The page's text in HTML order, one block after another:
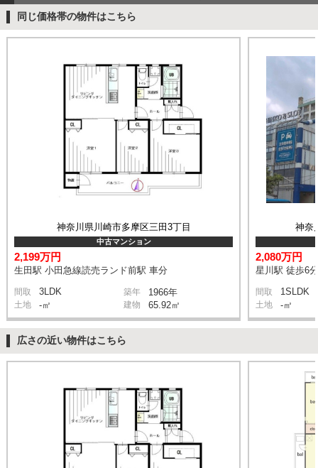
同じ価格帯の物件はこちら
神奈川県川崎市多摩区三田3丁目
中古マンション
2,199万円
生田駅 小田急線読売ランド前駅 車分
間取 3LDK 築年 1966年
土地 -㎡ 建物 65.92㎡
神奈
2,080万円
星川駅 徒歩6分
間取 1SLDK
土地 -㎡
広さの近い物件はこちら